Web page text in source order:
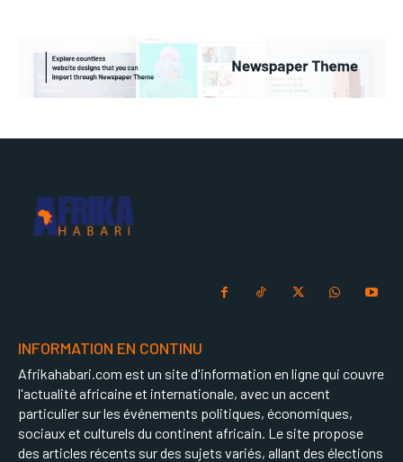
INFORMATION EN CONTINU
Afrikahabari.com est un site d'information en ligne qui couvre
l'actualité africaine et internationale, avec un accent
particulier sur les événements politiques, économiques,
sociaux et culturels du continent africain. Le site propose
des articles récents sur des sujets variés, allant des élections